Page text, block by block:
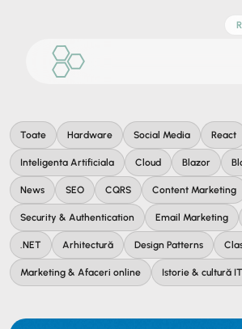
Toate Hardware Social Media React
Inteligenta Artificiala Cloud Blazor
News SEO CQRS Content Marketing
Security & Authentication Email Marketing
.NET Arhitectură Design Patterns
Marketing & Afaceri online Istorie & cultură IT